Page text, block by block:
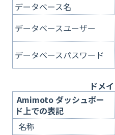
データベース名
データベースユーザー
データベースパスワード
ドメ
Amimoto ダッシュボー
ド上での表記
名称